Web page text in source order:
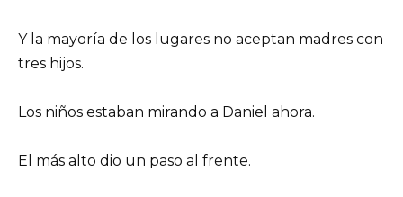
Y la mayoría de los lugares no aceptan madres con
tres hijos.
Los niños estaban mirando a Daniel ahora.
El más alto dio un paso al frente.